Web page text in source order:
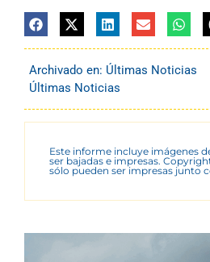
Archivado en: Últimas Noticias
Últimas Noticias
Este informe incluye imágenes
ser bajadas e impresas.
sólo pueden ser impresas junto